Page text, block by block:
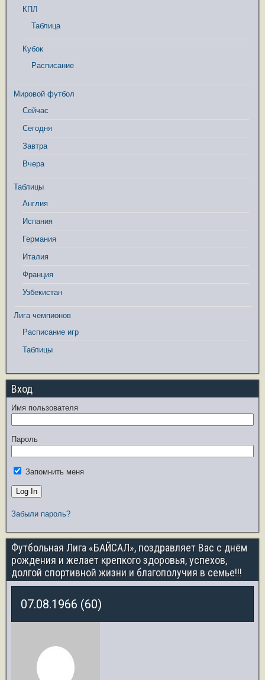
КПЛ
Таблица
Кубок
Расписание
Мировой футбол
Сейчас
Сегодня
Завтра
Вчера
Таблицы
Англия
Испания
Германия
Италия
Франция
Узбекистан
Лига чемпионов
Расписание игр
Таблицы
Вход
Имя пользователя
Пароль
Запомнить меня
Забыли пароль?
Футбольная Лига «БАЙСАЛ», поздравляет Вас с днём
рождения и желает крепкого здоровья, успехов,
долгой спортивной жизни и благополучия в семье!!!
07.08.1966 (60)